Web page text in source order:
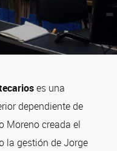
es una
dependiente de
Moreno creada el
la gestión de Jorge